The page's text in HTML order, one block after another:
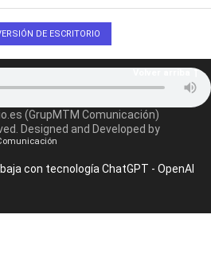
DE ESCRITORIO
(GrupMTM Comunicación)
Designed and Developed by
con tecnología ChatGPT - OpenAI